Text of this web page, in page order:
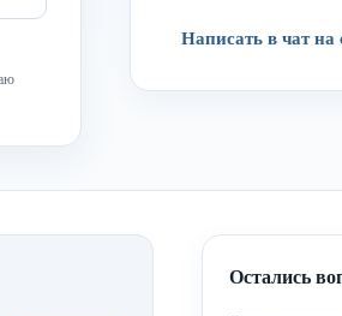
Написать в чат на
Остались